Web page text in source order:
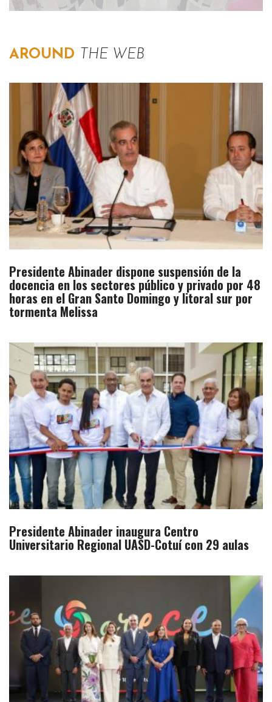
AROUND THE WEB
Presidente Abinader dispone suspensión de la
docencia en los sectores público y privado por 48
horas en el Gran Santo Domingo y litoral sur por
tormenta Melissa
Presidente Abinader inaugura Centro
Universitario Regional UASD-Cotuí con 29 aulas